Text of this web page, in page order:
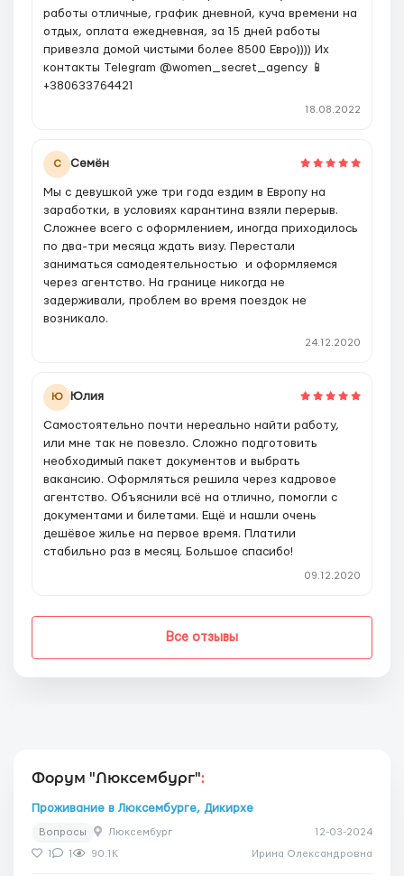
работы отличные, график дневной, куча времени на
отдых, оплата ежедневная, за 15 дней работы
привезла домой чистыми более 8500 Евро)))) Их
контакты Telegram @women_secret_agency 📱
+380633764421
18.08.2022
С Семён
Мы с девушкой уже три года ездим в Европу на
заработки, в условиях карантина взяли перерыв.
Сложнее всего с оформлением, иногда приходилось
по два-три месяца ждать визу. Перестали
заниматься самодеятельностью и оформляемся
через агентство. На границе никогда не
задерживали, проблем во время поездок не
возникало.
24.12.2020
Ю Юлия
Самостоятельно почти нереально найти работу,
или мне так не повезло. Сложно подготовить
необходимый пакет документов и выбрать
вакансию. Оформляться решила через кадровое
агентство. Объяснили всё на отлично, помогли с
документами и билетами. Ещё и нашли очень
дешёвое жилье на первое время. Платили
стабильно раз в месяц. Большое спасибо!
09.12.2020
Все отзывы
Форум "Люксембург":
Проживание в Люксембурге, Дикирхе
Вопросы Люксембург 12-03-2024
1 1 90.1K Ирина Олександровна